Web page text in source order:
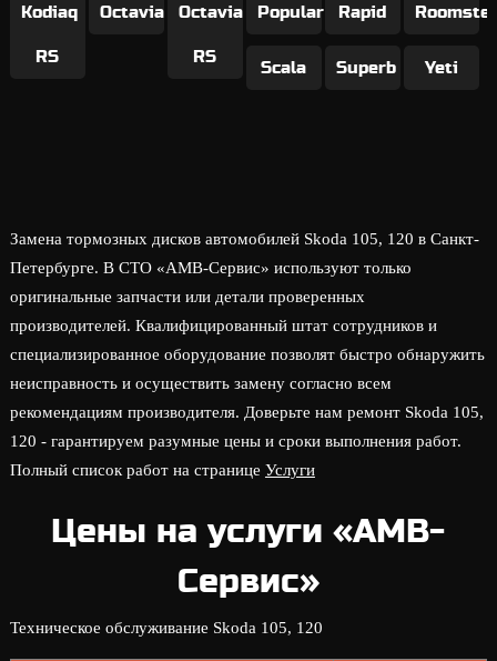
Kodiaq
RS
Octavia Octavia
RS
Popular Rapid Roomster
Scala Superb Yeti
Замена тормозных дисков автомобилей Skoda 105, 120 в Санкт-
Петербурге. В СТО «АМВ-Сервис» используют только
оригинальные запчасти или детали проверенных
производителей. Квалифицированный штат сотрудников и
специализированное оборудование позволят быстро обнаружить
неисправность и осуществить замену согласно всем
рекомендациям производителя. Доверьте нам ремонт Skoda 105,
120 - гарантируем разумные цены и сроки выполнения работ.
Полный список работ на странице Услуги
Цены на услуги «АМВ-
Сервис»
Техническое обслуживание Skoda 105, 120